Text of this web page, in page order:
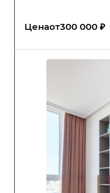
Ценаот300 000 ₽